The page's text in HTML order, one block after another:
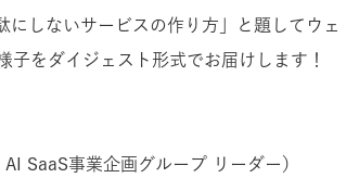
しないサービスの作り方」と題してウェ
子をダイジェスト形式でお届けします！
SaaS事業企画グループ リーダー）